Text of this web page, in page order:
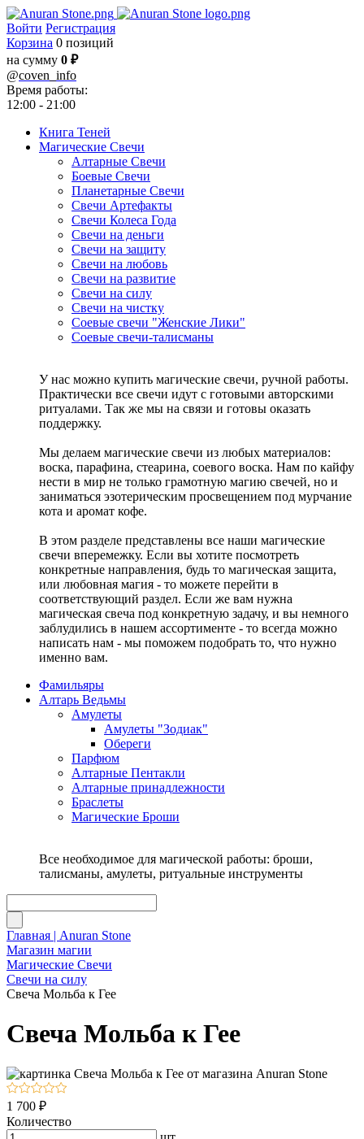
Войти Регистрация
Корзина 0 позиций
на сумму 0 ₽
@coven_info
Время работы:
12:00 - 21:00
Книга Теней
Магические Свечи
Алтарные Свечи
Боевые Свечи
Планетарные Свечи
Свечи Артефакты
Свечи Колеса Года
Свечи на деньги
Свечи на защиту
Свечи на любовь
Свечи на развитие
Свечи на силу
Свечи на чистку
Соевые свечи "Женские Лики"
Соевые свечи-талисманы
У нас можно купить магические свечи, ручной работы.
Практически все свечи идут с готовыми авторскими
ритуалами. Так же мы на связи и готовы оказать
поддержку.
Мы делаем магические свечи из любых материалов:
воска, парафина, стеарина, соевого воска. Нам по кайфу
нести в мир не только грамотную магию свечей, но и
заниматься эзотерическим просвещением под мурчание
кота и аромат кофе.
В этом разделе представлены все наши магические
свечи вперемежку. Если вы хотите посмотреть
конкретные направления, будь то магическая защита,
или любовная магия - то можете перейти в
соответствующий раздел. Если же вам нужна
магическая свеча под конкретную задачу, и вы немного
заблудились в нашем ассортименте - то всегда можно
написать нам - мы поможем подобрать то, что нужно
именно вам.
Фамильяры
Алтарь Ведьмы
Амулеты
Амулеты "Зодиак"
Обереги
Парфюм
Алтарные Пентакли
Алтарные принадлежности
Браслеты
Магические Броши
Все необходимое для магической работы: броши,
талисманы, амулеты, ритуальные инструменты
Главная | Anuran Stone
Магазин магии
Магические Свечи
Свечи на силу
Свеча Мольба к Гее
Свеча Мольба к Гее
1 700 ₽
Количество